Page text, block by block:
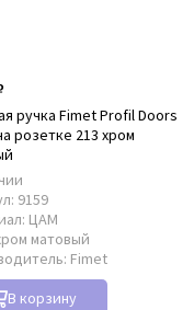
ручка Fimet Profil Doors
розетке 213 хром
9159
ЦАМ
матовый
Fimet
В корзину